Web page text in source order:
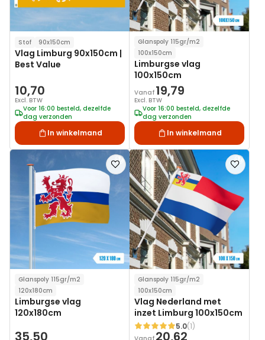
Stof 90x150cm
Vlag Limburg 90x150cm |
Best Value
10,70
Excl. BTW
Voor 16:00 besteld, dezelfde
dag verzonden
In winkelmand
Glanspoly 115gr/m2
100x150cm
Limburgse vlag
100x150cm
Vanaf 19,79
Excl. BTW
Voor 16:00 besteld, dezelfde
dag verzonden
In winkelmand
Voeg
toe
aan
verlanglijst
Glanspoly 115gr/m2
120x180cm
Limburgse vlag
120x180cm
35,50
Voeg
toe
aan
Glanspoly 115gr/m2
100x150cm
Vlag Nederland met
inzet Limburg 100x150cm
Waardering:
5.0(1)
20,62